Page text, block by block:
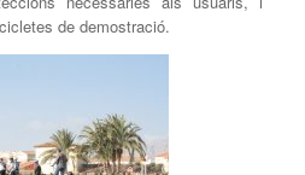
de demostració.